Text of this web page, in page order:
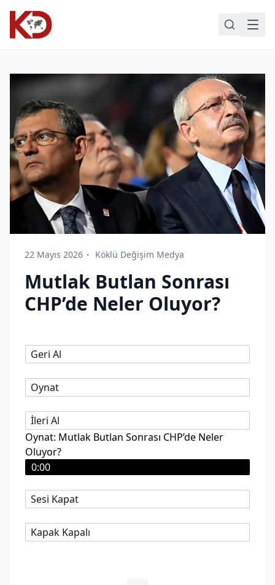
22 Mayıs 2026 Köklü Değişim Medya
Mutlak Butlan Sonrası
CHP’de Neler Oluyor?
Geri Al
Oynat
İleri Al
Oynat: Mutlak Butlan Sonrası CHP’de Neler
Oluyor?
0:00
Sesi Kapat
Kapak Kapalı